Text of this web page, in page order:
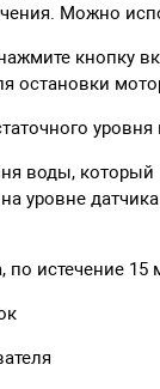
Можно
кнопку
остановки
воды,
уровне
истечение